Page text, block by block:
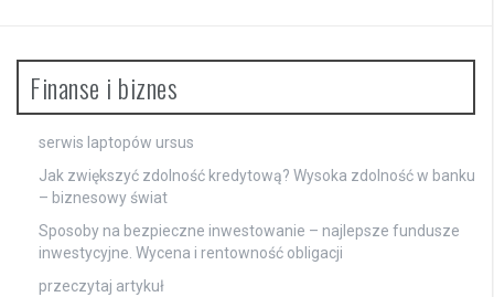
Finanse i biznes
serwis laptopów ursus
Jak zwiększyć zdolność kredytową? Wysoka zdolność w banku
– biznesowy świat
Sposoby na bezpieczne inwestowanie – najlepsze fundusze
inwestycyjne. Wycena i rentowność obligacji
przeczytaj artykuł